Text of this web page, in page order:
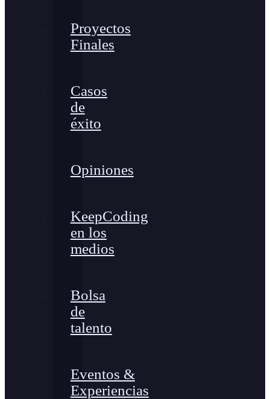
Proyectos
Finales
Casos
de
éxito
Opiniones
KeepCoding
en los
medios
Bolsa
de
talento
Eventos &
Experiencias